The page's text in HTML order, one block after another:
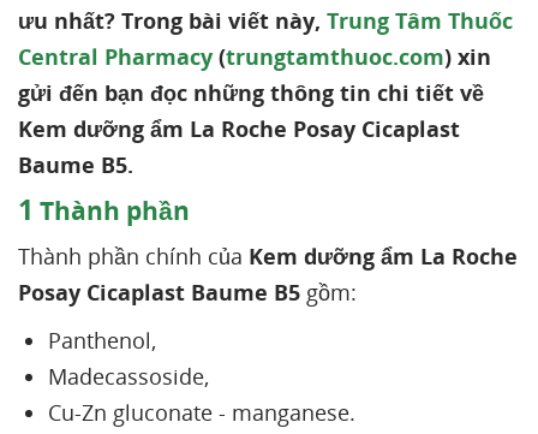
ưu nhất? Trong bài viết này, Trung Tâm Thuốc
Central Pharmacy (trungtamthuoc.com) xin
gửi đến bạn đọc những thông tin chi tiết về
Kem dưỡng ẩm La Roche Posay Cicaplast
Baume B5.
1 Thành phần
Thành phần chính của Kem dưỡng ẩm La Roche
Posay Cicaplast Baume B5 gồm:
Panthenol,
Madecassoside,
Cu-Zn gluconate - manganese.